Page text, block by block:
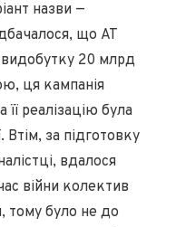
назви —
що АТ
20 млрд
ця кампанія
реалізацію була
за підготовку
вдалося
війни колектив
тому було не до